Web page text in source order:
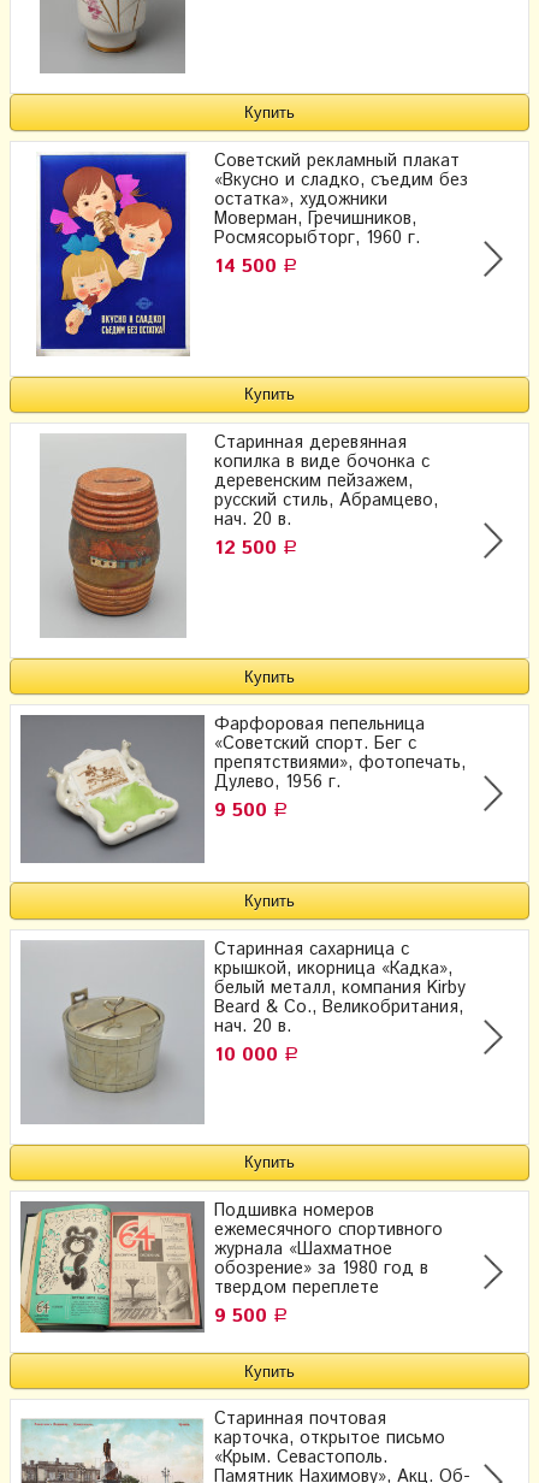
Советский рекламный плакат
«Вкусно и сладко, съедим без
остатка», художники
Моверман, Гречишников,
Росмясорыбторг, 1960 г.
14 500 Р
Старинная деревянная
копилка в виде бочонка с
деревенским пейзажем,
русский стиль, Абрамцево,
нач. 20 в.
12 500 Р
Фарфоровая пепельница
«Советский спорт. Бег с
препятствиями», фотопечать,
Дулево, 1956 г.
9 500 Р
Старинная сахарница с
крышкой, икорница «Кадка»,
белый металл, компания Kirby
Beard & Co., Великобритания,
нач. 20 в.
10 000 Р
Подшивка номеров
ежемесячного спортивного
журнала «Шахматное
обозрение» за 1980 год в
твердом переплете
9 500 Р
Старинная почтовая
карточка, открытое письмо
«Крым. Севастополь.
Памятник Нахимову», Акц. Об-